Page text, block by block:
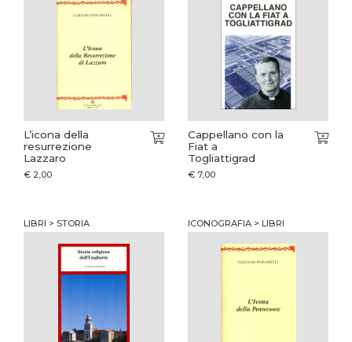
L’icona della
resurrezione
Lazzaro
€ 2,00
Cappellano con la
Fiat a
Togliattigrad
€ 7,00
LIBRI > STORIA ICONOGRAFIA > LIBRI